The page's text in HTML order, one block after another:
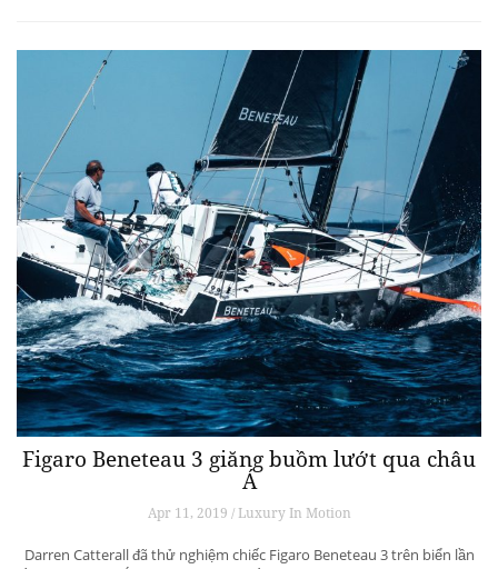
Figaro Beneteau 3 giăng buồm lướt qua châu
Á
Apr 11, 2019 / Luxury In Motion
Darren Catterall đã thử nghiệm chiếc Figaro Beneteau 3 trên biển lần